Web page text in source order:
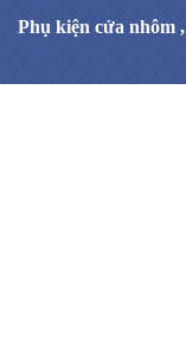
Phụ kiện cửa nhôm ,